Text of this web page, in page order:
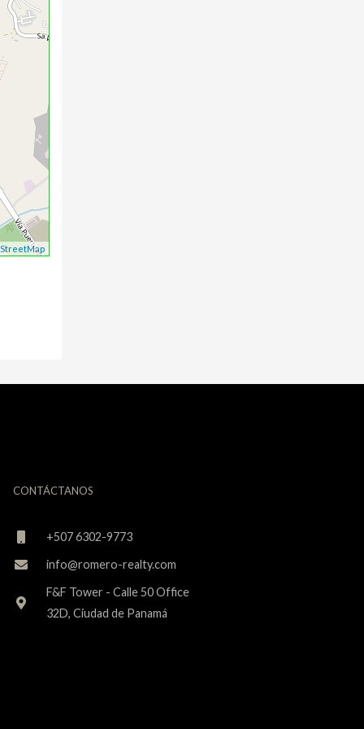
CONTÁCTANOS
+507 6302-9773
info@romero-realty.com
F&F Tower - Calle 50 Office
32D, Ciudad de Panamá